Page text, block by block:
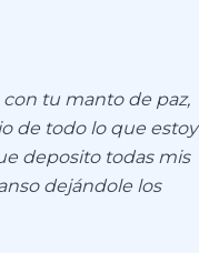
tu manto de paz,
de todo lo que estoy
deposito todas mis
dejándole los